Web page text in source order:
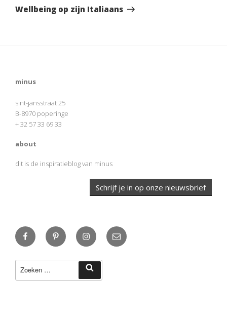
Bericht
Wellbeing op zijn Italiaans
minus
sint-jansstraat 25
B-8970 poperinge
+ 32 57 33 69 33
about
dit is de inspiratieblog van minus
Schrijf je in op onze nieuwsbrief
FacebookPinterestInstagram
E-
mail
Zoeken
naar: